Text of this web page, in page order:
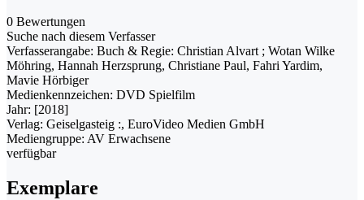
0 Bewertungen
Suche nach diesem Verfasser
Verfasserangabe: Buch & Regie: Christian Alvart ; Wotan Wilke
Möhring, Hannah Herzsprung, Christiane Paul, Fahri Yardim,
Mavie Hörbiger
Medienkennzeichen: DVD Spielfilm
Jahr: [2018]
Verlag: Geiselgasteig :, EuroVideo Medien GmbH
Mediengruppe: AV Erwachsene
verfügbar
Exemplare